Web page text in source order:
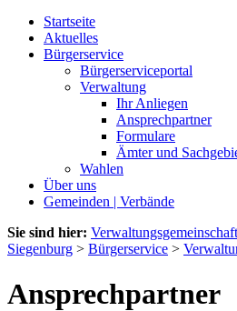
Startseite
Aktuelles
Bürgerservice
Bürgerserviceportal
Verwaltung
Ihr Anliegen
Ansprechpartner
Formulare
Ämter und
Wahlen
Über uns
Gemeinden | Verbände
Sie sind hier: Verwaltungsgemeinschaft
Siegenburg > Bürgerservice >
Ansprechpartner